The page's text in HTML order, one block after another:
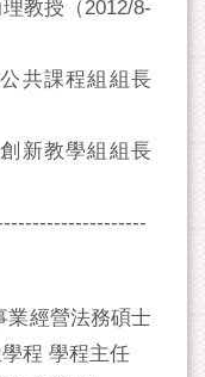
教授（2012/8-
共課程組組長
新教學組組長
業經營法務碩士
程 學程主任